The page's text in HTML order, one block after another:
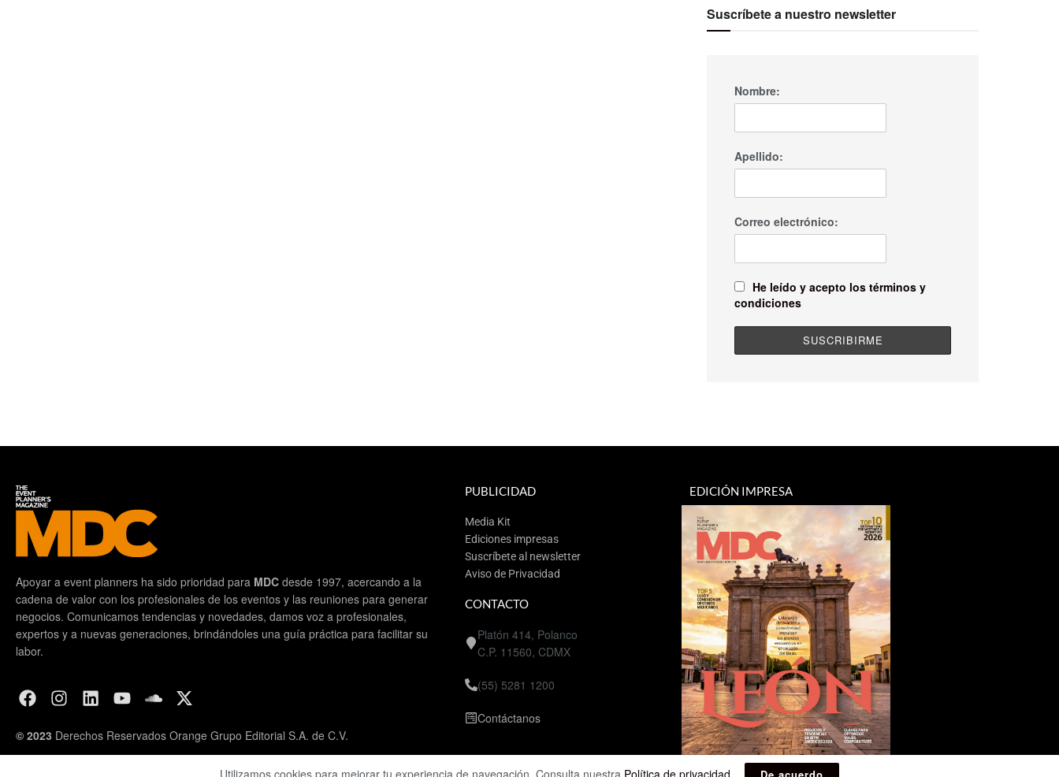
Suscríbete a nuestro newsletter
Nombre:
Apellido:
Correo electrónico:
He leído y acepto los términos y
condiciones
Apoyar a event planners ha sido prioridad para MDC desde 1997, acercando a la
cadena de valor con los profesionales de los eventos y las reuniones para generar
negocios. Comunicamos tendencias y novedades, damos voz a profesionales,
expertos y a nuevas generaciones, brindándoles una guía práctica para facilitar su
labor.
© 2023 Derechos Reservados Orange Grupo Editorial S.A. de C.V.
PUBLICIDAD
Media Kit
Ediciones impresas
Suscríbete al newsletter
Aviso de Privacidad
CONTACTO
Platón 414, Polanco
C.P. 11560, CDMX
(55) 5281 1200
Contáctanos
EDICIÓN IMPRESA
Utilizamos cookies para mejorar tu experiencia de navegación. Consulta nuestra Política de privacidad